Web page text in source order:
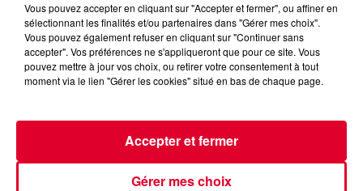
exceptionnelle de Vladimir Cauchemar.
FG CHIC FG DANCE MAXXIMUM
Vous pouvez accepter en cliquant sur "Accepter et fermer", ou affiner en
sélectionnant les finalités et/ou partenaires dans "Gérer mes choix".
Vous pouvez également refuser en cliquant sur "Continuer sans
accepter". Vos préférences ne s'appliqueront que pour ce site. Vous
pouvez mettre à jour vos choix, ou retirer votre consentement à tout
moment via le lien "Gérer les cookies" situé en bas de chaque page.
Gérer mes choix
Accepter et fermer